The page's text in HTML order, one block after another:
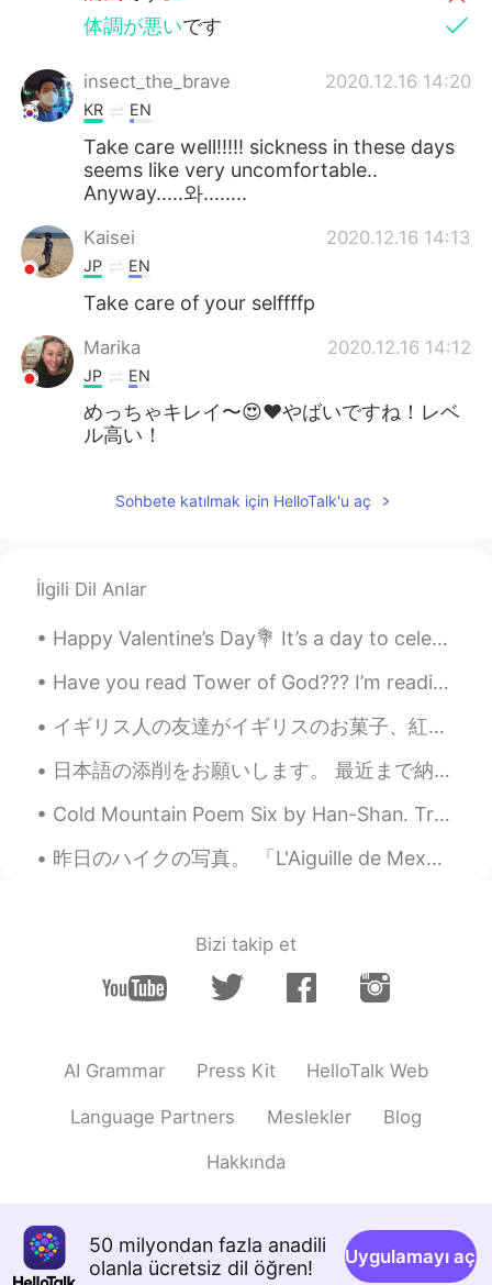
体調が悪いです
insect_the_brave 2020.12.16 14:20
KR EN
Take care well!!!!! sickness in these days
seems like very uncomfortable..
Anyway.....와........
Kaisei 2020.12.16 14:13
JP EN
Take care of your selffffp
Marika 2020.12.16 14:12
JP EN
めっちゃキレイ〜😍❤️やばいですね！レベ
ル高い！
Sohbete katılmak için HelloTalk'u aç
İlgili Dil Anlar
Happy Valentine’s Day💐 It’s a day to celebrate precious relationships and to appreciate yourself...
Have you read Tower of God??? I’m reading it right now and I can’t stop! It’s super amazing! I re...
イギリス人の友達がイギリスのお菓子、紅茶とハーブティーを送ってくれました😚とても懐かしくて嬉しいです💖 試したことありますか。成城石井やKaldiなどで買えられるかなと思います(高いかもしれま...
日本語の添削をお願いします。 最近まで納豆はあまり好きでは無かったです。臭いとぬるぬるしい食感は、食べたいと思わないものでした。 でも年をとることに食事に少し注意をし始めました。現在、病状が...
Cold Mountain Poem Six by Han-Shan. Translated by Gary Snyder. Men ask the way to Cold Mountain...
昨日のハイクの写真。 「L'Aiguille de Mex」、「メの針」まで登りました。 3時間半で、11km、標高750メートル！ 途中に曇りましたが、お陰で劇的な風景が目の前に広めました (...
Bizi takip et
AI Grammar Press Kit HelloTalk Web
Language Partners Meslekler Blog
Hakkında
50 milyondan fazla anadili
olanla ücretsiz dil öğren!
Uygulamayı aç